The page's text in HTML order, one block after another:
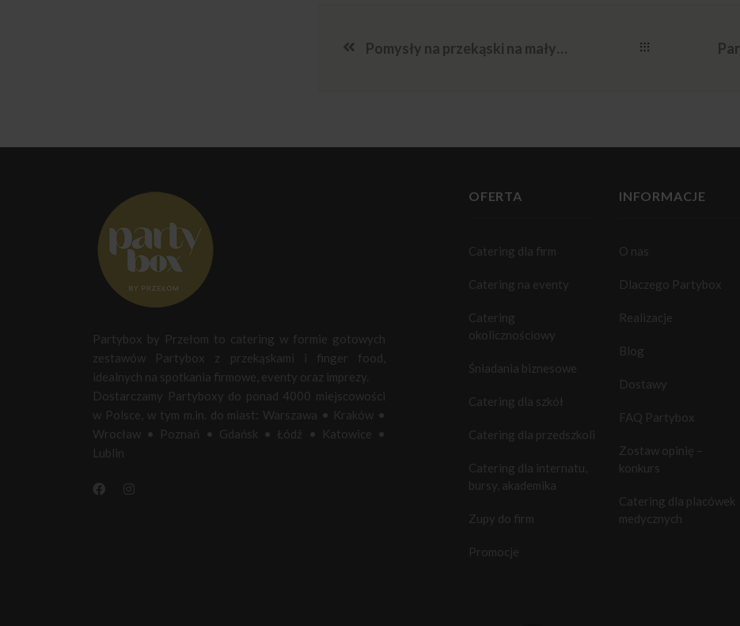
Pomysły na przekąski na małych przyjęciach ślubnych
Partybox by Przełom to catering w formie gotowych
zestawów Partybox z przekąskami i finger food,
idealnych na spotkania firmowe, eventy oraz imprezy.
Dostarczamy Partyboxy do ponad 4000 miejscowości
w Polsce, w tym m.in. do miast: Warszawa • Kraków •
Wrocław • Poznań • Gdańsk • Łódź • Katowice •
Lublin
OFERTA
Catering dla firm
Catering na eventy
Catering
okolicznościowy
Śniadania biznesowe
Catering dla szkół
Catering dla przedszkoli
Catering dla internatu,
bursy, akademika
Zupy do firm
Promocje
INFORMACJE
O nas
Dlaczego Partybox
Realizacje
Blog
Dostawy
FAQ Partybox
Zostaw opinię –
konkurs
Catering dla placówek
medycznych